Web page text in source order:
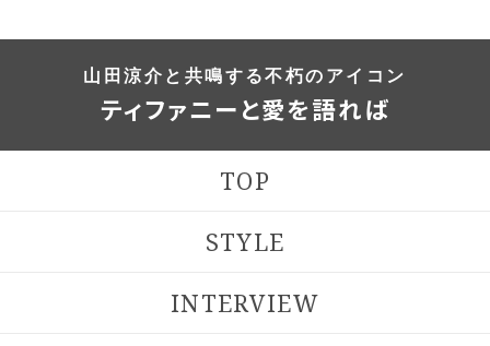
山田涼介と共鳴する不朽のアイコン
ティファニーと愛を語れば
TOP
STYLE
INTERVIEW